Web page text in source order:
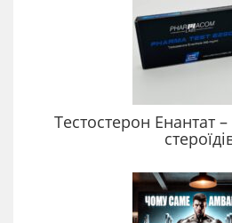
Тестостерон Енантат